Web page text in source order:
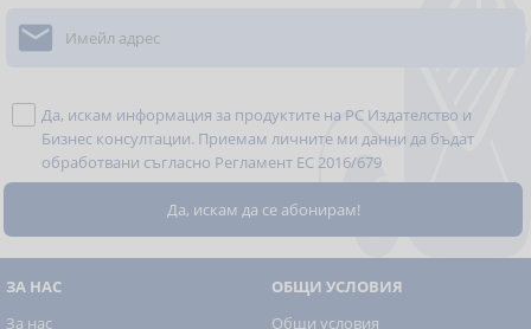

Да, искам информация за продуктите на РС Издателство и
Бизнес консултации. Приемам личните ми данни да бъдат
обработвани съгласно Регламент ЕС 2016/679
ЗА НАС
За нас
ОБЩИ УСЛОВИЯ
Общи условия